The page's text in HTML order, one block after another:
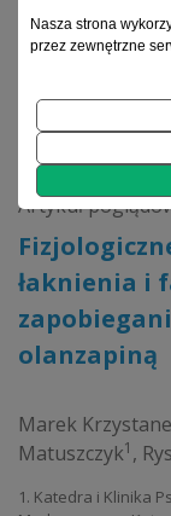
2010, tom
Artykuł
łaknienia i
olanzapiną
Marek
Matuszczyk1 ,
1. Katedra i Klinika
Nasza strona
przez zewnętrzne